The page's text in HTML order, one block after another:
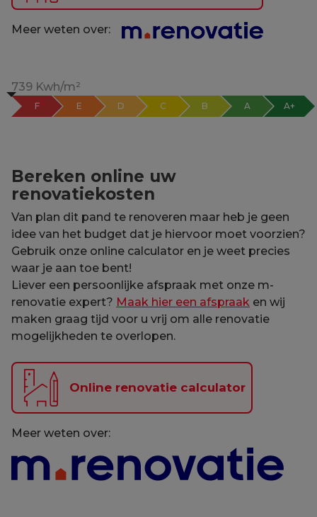
Meer weten over:
739 Kwh/m²
F E D C B A A+
Bereken online uw
renovatiekosten
Van plan dit pand te renoveren maar heb je geen
idee van het budget dat je hiervoor moet voorzien?
Gebruik onze online calculator en je weet precies
waar je aan toe bent!
Liever een persoonlijke afspraak met onze m-
renovatie expert? Maak hier een afspraak en wij
maken graag tijd voor u vrij om alle renovatie
mogelijkheden te overlopen.
Online renovatie calculator
Meer weten over: